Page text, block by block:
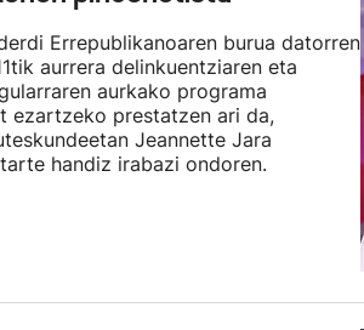
Errepublikanoaren burua datorren
aurrera delinkuentziaren eta
aurkako programa
ezartzeko prestatzen ari da,
Jeannette Jara
handiz irabazi ondoren.